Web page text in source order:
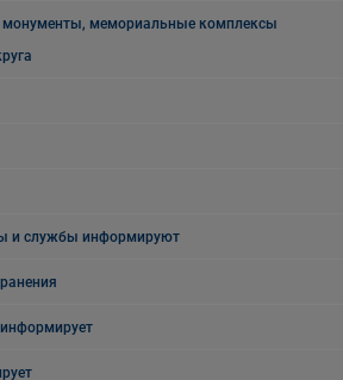
монументы, мемориальные комплексы
и службы информируют